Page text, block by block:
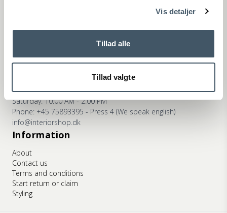
Vis detaljer
Tillad alle
Tillad valgte
Phone: +45 75893395 - Press 3 (We speak english)
info@interiorshop.dk
Monday - Friday: 10:00 AM - 5:30 PM
Saturday: 10:00 AM - 2:00 PM
Phone: +45 75893395 - Press 4 (We speak english)
info@interiorshop.dk
Information
About
Contact us
Terms and conditions
Start return or claim
Styling